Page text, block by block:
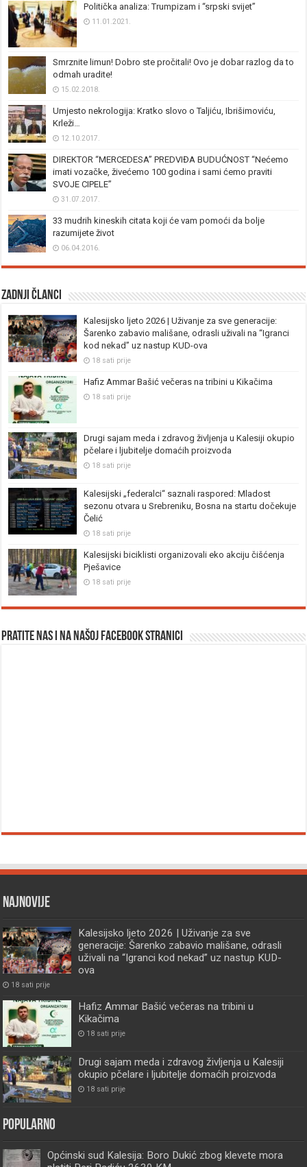
Politička analiza: Trumpizam i “srpski svijet”
11.01.2021.
Smrznite limun! Dobro ste pročitali! Ovo je dobar razlog da to
odmah uradite!
15.02.2018.
Umjesto nekrologija: Kratko slovo o Taljiću, Ibrišimoviću,
Krleži…
12.10.2017.
DIREKTOR “MERCEDESA” PREDVIĐA BUDUĆNOST “Nećemo
imati vozačke, živećemo 100 godina i sami ćemo praviti
SVOJE CIPELE”
31.07.2017.
33 mudrih kineskih citata koji će vam pomoći da bolje
razumijete život
06.04.2016.
Zadnji članci
Kalesijsko ljeto 2026 | Uživanje za sve generacije:
Šarenko zabavio mališane, odrasli uživali na “Igranci
kod nekad” uz nastup KUD-ova
18 sati prije
Hafiz Ammar Bašić večeras na tribini u Kikačima
18 sati prije
Drugi sajam meda i zdravog življenja u Kalesiji okupio
pčelare i ljubitelje domaćih proizvoda
18 sati prije
Kalesijski „federalci“ saznali raspored: Mladost
sezonu otvara u Srebreniku, Bosna na startu dočekuje
Čelić
18 sati prije
Kalesijski biciklisti organizovali eko akciju čišćenja
Pješavice
18 sati prije
Pratite nas i na našoj facebook stranici
Najnovije
Kalesijsko ljeto 2026 | Uživanje za sve
generacije: Šarenko zabavio mališane, odrasli
uživali na “Igranci kod nekad” uz nastup KUD-
ova
18 sati prije
Hafiz Ammar Bašić večeras na tribini u
Kikačima
18 sati prije
Drugi sajam meda i zdravog življenja u Kalesiji
okupio pčelare i ljubitelje domaćih proizvoda
18 sati prije
Popularno
Općinski sud Kalesija: Boro Dukić zbog klevete mora